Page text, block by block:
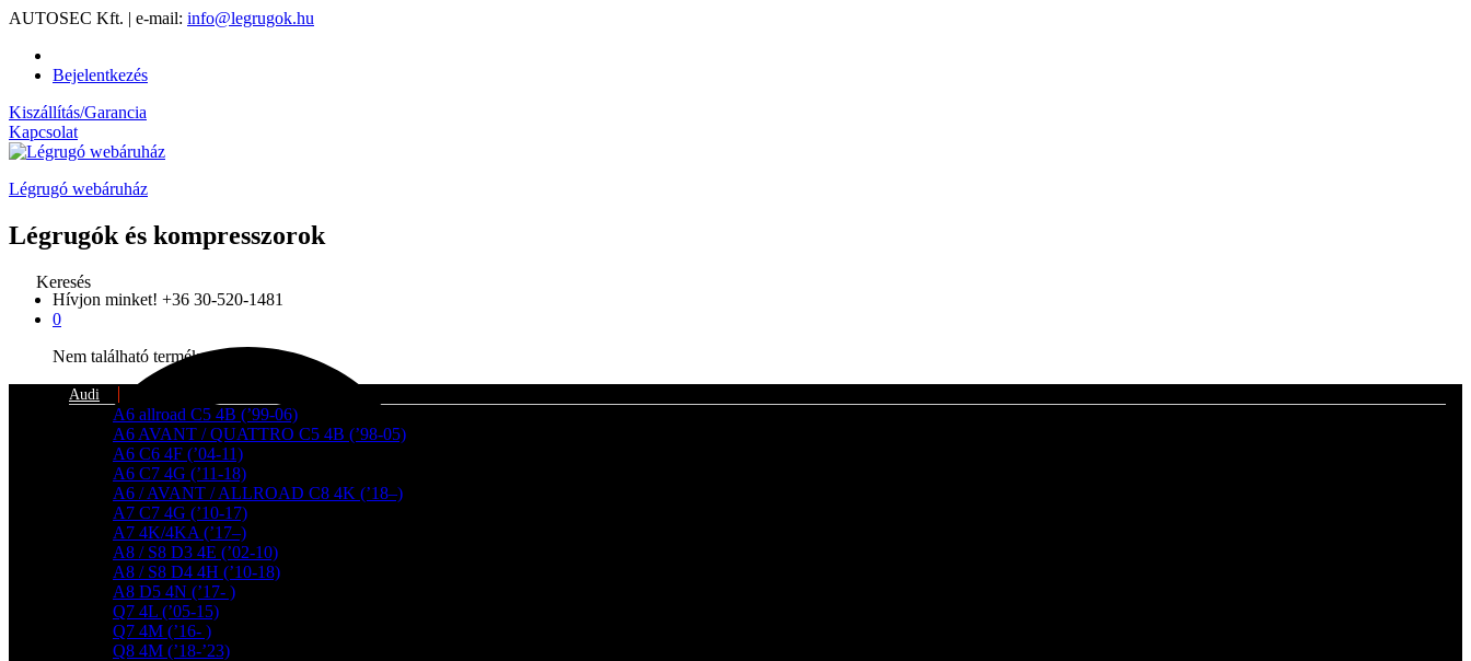
AUTOSEC Kft. | e-mail: info@legrugok.hu
Bejelentkezés
Kiszállítás/Garancia
Kapcsolat
Légrugó webáruház
Légrugók és kompresszorok
Keresés
Hívjon minket! +36 30-520-1481
0
Nem található termék a kosárban.
Audi
A6 allroad C5 4B (’99-06)
A6 AVANT / QUATTRO C5 4B (’98-05)
A6 C6 4F (’04-11)
A6 C7 4G (’11-18)
A6 / AVANT / ALLROAD C8 4K (’18–)
A7 C7 4G (’10-17)
A7 4K/4KA (’17–)
A8 / S8 D3 4E (’02-10)
A8 / S8 D4 4H (’10-18)
A8 D5 4N (’17- )
Q7 4L (’05-15)
Q7 4M (’16- )
Q8 4M (’18-’23)